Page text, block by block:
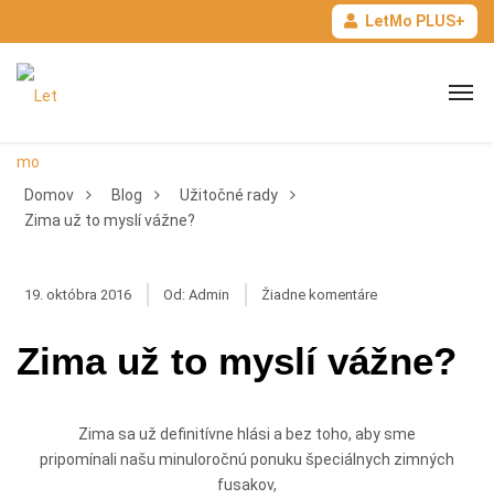
LetMo PLUS+
Domov Blog
Užitočné rady
Zima už to myslí vážne?
19. októbra 2016 Od: Admin Žiadne komentáre
Zima už to myslí vážne?
Zima sa už definitívne hlási a bez toho, aby sme
pripomínali našu minuloročnú ponuku špeciálnych zimných
fusakov,